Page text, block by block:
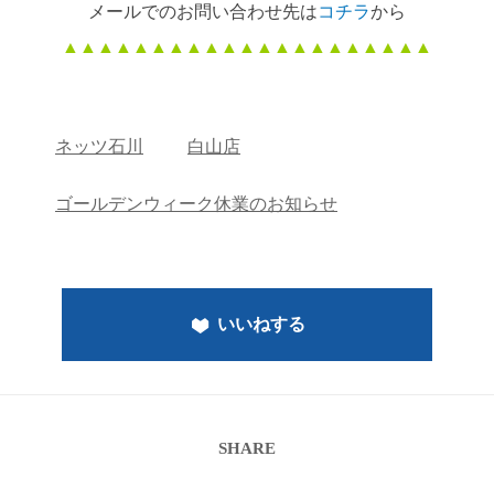
メールでのお問い合わせ先はコチラから
▲▲▲▲▲▲▲▲▲▲▲▲▲▲▲▲▲▲▲▲▲
ネッツ石川 白山店
ゴールデンウィーク休業のお知らせ
いいねする
SHARE